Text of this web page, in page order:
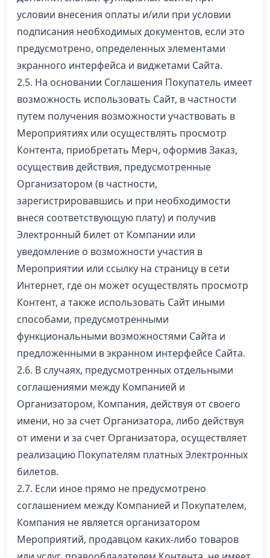
условии внесения оплаты и/или при условии
подписания необходимых документов, если это
предусмотрено, определенных элементами
экранного интерфейса и виджетами Сайта.
2.5. На основании Соглашения Покупатель имеет
возможность использовать Сайт, в частности
путем получения возможности участвовать в
Мероприятиях или осуществлять просмотр
Контента, приобретать Мерч, оформив Заказ,
осуществив действия, предусмотренные
Организатором (в частности,
зарегистрировавшись и при необходимости
внеся соответствующую плату) и получив
Электронный билет от Компании или
уведомление о возможности участия в
Мероприятии или ссылку на страницу в сети
Интернет, где он может осуществлять просмотр
Контент, а также использовать Сайт иными
способами, предусмотренными
функциональными возможностями Сайта и
предложенными в экранном интерфейсе Сайта.
2.6. В случаях, предусмотренных отдельными
соглашениями между Компанией и
Организатором, Компания, действуя от своего
имени, но за счет Организатора, либо действуя
от имени и за счет Организатора, осуществляет
реализацию Покупателям платных Электронных
билетов.
2.7. Если иное прямо не предусмотрено
соглашением между Компанией и Покупателем,
Компания не является организатором
Мероприятий, продавцом каких-либо товаров